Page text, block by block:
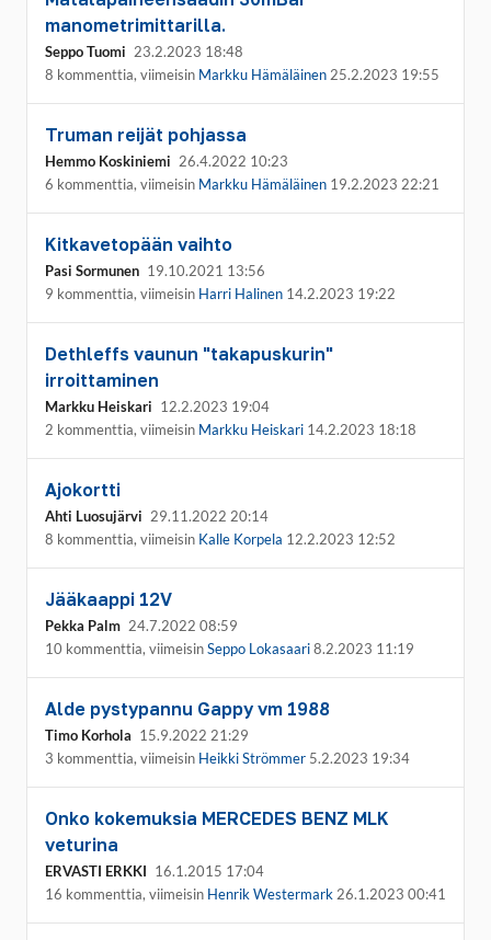
manometrimittarilla.
Seppo Tuomi 23.2.2023 18:48
8 kommenttia, viimeisin Markku Hämäläinen 25.2.2023 19:55
Truman reijät pohjassa
Hemmo Koskiniemi 26.4.2022 10:23
6 kommenttia, viimeisin Markku Hämäläinen 19.2.2023 22:21
Kitkavetopään vaihto
Pasi Sormunen 19.10.2021 13:56
9 kommenttia, viimeisin Harri Halinen 14.2.2023 19:22
Dethleffs vaunun "takapuskurin"
irroittaminen
Markku Heiskari 12.2.2023 19:04
2 kommenttia, viimeisin Markku Heiskari 14.2.2023 18:18
Ajokortti
Ahti Luosujärvi 29.11.2022 20:14
8 kommenttia, viimeisin Kalle Korpela 12.2.2023 12:52
Jääkaappi 12V
Pekka Palm 24.7.2022 08:59
10 kommenttia, viimeisinSeppo Lokasaari8.2.2023 11:19
Alde pystypannu Gappy vm 1988
Timo Korhola 15.9.2022 21:29
3 kommenttia, viimeisin Heikki Strömmer 5.2.2023 19:34
Onko kokemuksia MERCEDES BENZ MLK
veturina
ERVASTI ERKKI 16.1.2015 17:04
16 kommenttia, viimeisin Henrik Westermark 26.1.2023 00:41